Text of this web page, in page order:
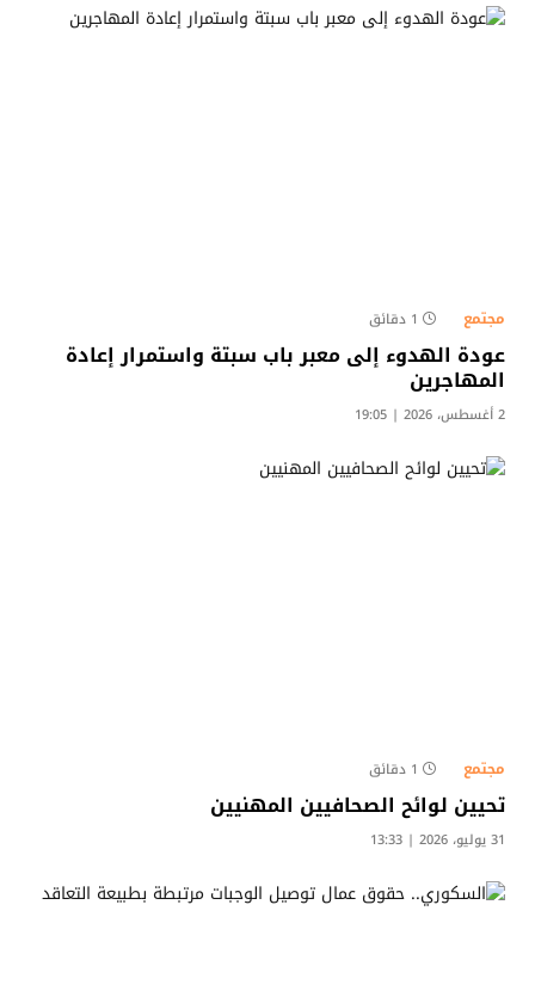
مجتمع 1 دقائق
عودة الهدوء إلى معبر باب سبتة واستمرار إعادة
المهاجرين
2 أغسطس، 2026 | 19:05
مجتمع 1 دقائق
تحيين لوائح الصحافيين المهنيين
31 يوليو، 2026 | 13:33